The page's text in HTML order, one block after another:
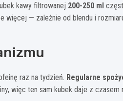
kawy filtrowanej 200-250 ml
więcej — zależnie od blendu i
raz na tydzień. Regularne
więc ten sam kubek daje z czasem